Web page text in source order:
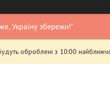
Україну збережи!"
оброблені з 10:00